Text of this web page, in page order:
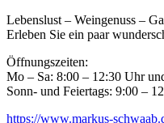
Lebenslust – Weingenuss –
Erleben Sie ein paar
Öffnungszeiten:
Mo – Sa: 8:00 – 12:30 Uhr
Sonn- und Feiertags: 9:00 –
https://www.markus-